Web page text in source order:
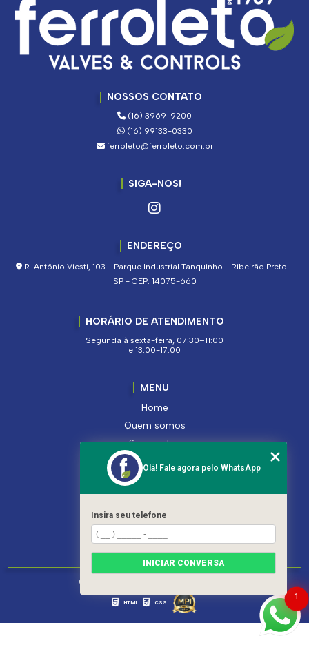
NOSSOS CONTATO
(16) 3969-9200
(16) 99133-0330
ferroleto@ferroleto.com.br
SIGA-NOS!
ENDEREÇO
R. Antônio Viesti, 103 - Parque Industrial Tanquinho - Ribeirão Preto -
SP - CEP: 14075-660
HORÁRIO DE ATENDIMENTO
Segunda à sexta-feira, 07:30–11:00
e 13:00-17:00
MENU
Home
Quem somos
Segmentos
Serviços
Produtos
Contato
Categorias
Mapa do site
Copyright © Ferroleto. (Lei 9610 de 19/02/1998)
HTML CSS
1
Olá! Fale agora pelo WhatsApp
Insira seu telefone
INICIAR CONVERSA